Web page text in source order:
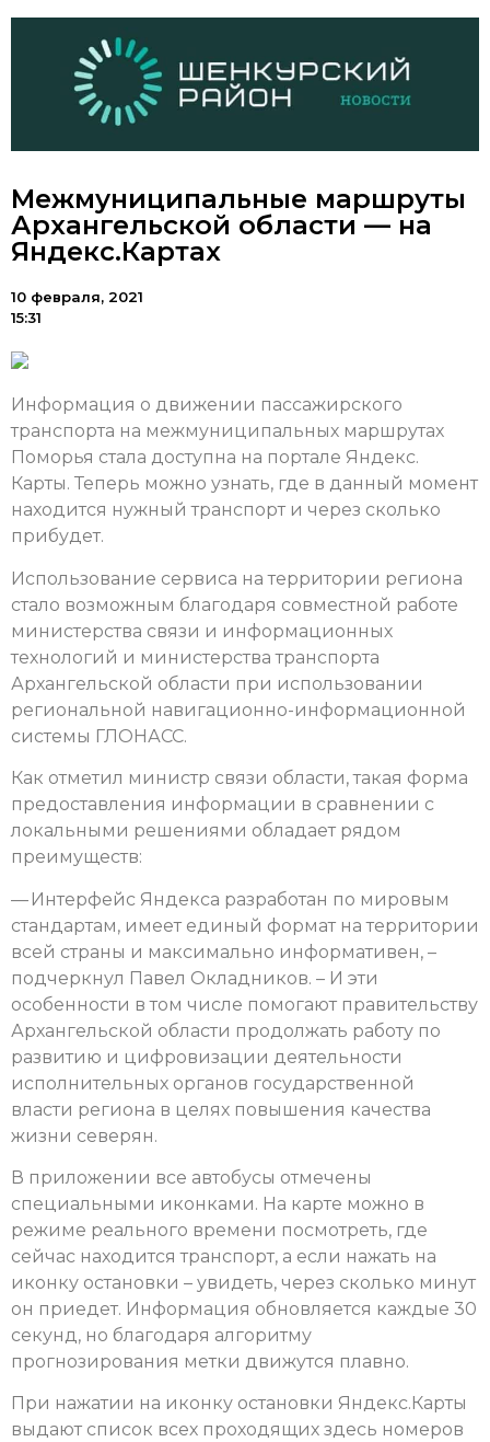
Межмуниципальные маршруты
Архангельской области — на
Яндекс.Картах
10 февраля, 2021
15:31
Информация о движении пассажирского
транспорта на межмуниципальных маршрутах
Поморья стала доступна на портале Яндекс.
Карты. Теперь можно узнать, где в данный момент
находится нужный транспорт и через сколько
прибудет.
Использование сервиса на территории региона
стало возможным благодаря совместной работе
министерства связи и информационных
технологий и министерства транспорта
Архангельской области при использовании
региональной навигационно-информационной
системы ГЛОНАСС.
Как отметил министр связи области, такая форма
предоставления информации в сравнении с
локальными решениями обладает рядом
преимуществ:
— Интерфейс Яндекса разработан по мировым
стандартам, имеет единый формат на территории
всей страны и максимально информативен, –
подчеркнул Павел Окладников. – И эти
особенности в том числе помогают правительству
Архангельской области продолжать работу по
развитию и цифровизации деятельности
исполнительных органов государственной
власти региона в целях повышения качества
жизни северян.
В приложении все автобусы отмечены
специальными иконками. На карте можно в
режиме реального времени посмотреть, где
сейчас находится транспорт, а если нажать на
иконку остановки – увидеть, через сколько минут
он приедет. Информация обновляется каждые 30
секунд, но благодаря алгоритму
прогнозирования метки движутся плавно.
При нажатии на иконку остановки Яндекс.Карты
выдают список всех проходящих здесь номеров